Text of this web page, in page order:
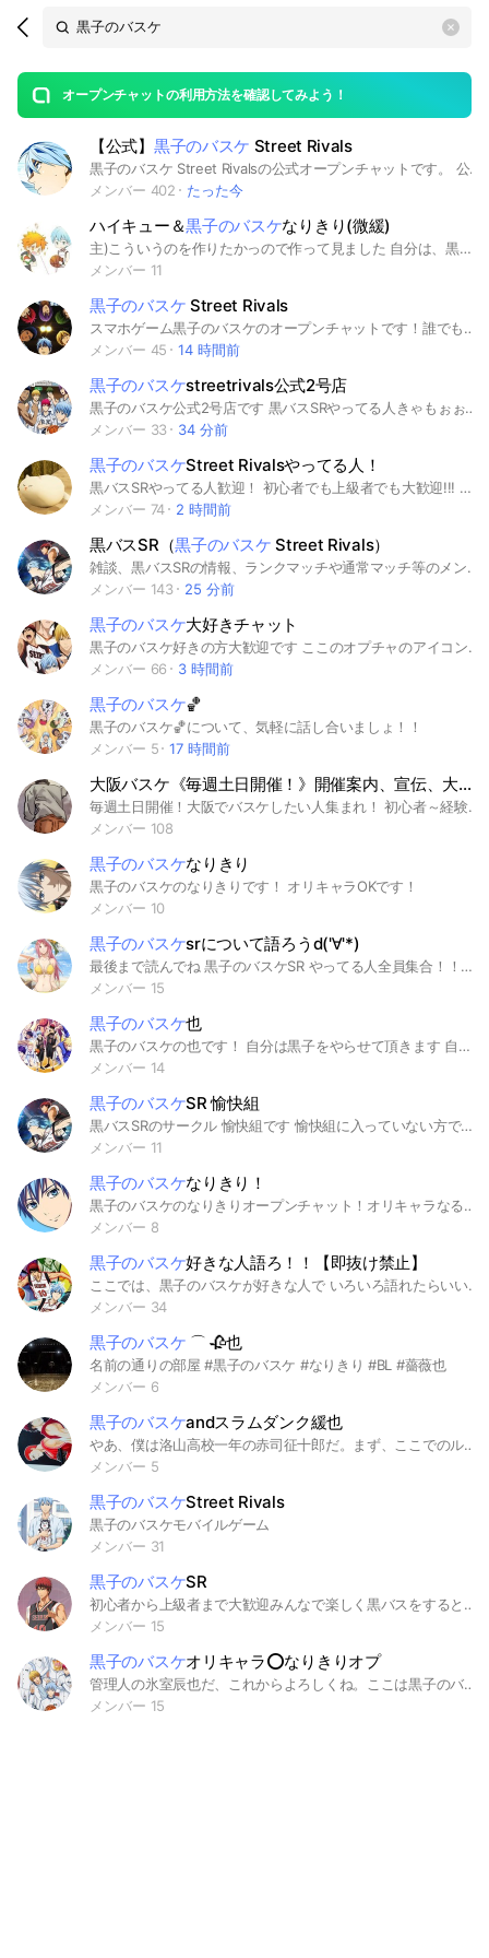
Search
OpenChats
messages
search
area
オープンチャットの利用方法を確認してみよう！
open
【公式】 黒子のバスケ Street Rivals
黒子のバスケ Street Rivalsの公式オープンチャットです。 公式サイト：https://www.kurobas-sr.com/ 公式X：https://twitter.com/KRBS_SR
メンバー 402
たった今
ハイキュー＆黒子のバスケなりきり(微緩)
主)こういうのを作りたかっので作って見ました 自分は、黒バスから今吉をやらせていただきます。荒らし即抜けはなしで細かいルールは入ってからお願いします。 折伽羅は、黒バス2人ずつ ハイキュー2人ずつ あ、キャラ表は宛にしないで下さい #黒子のバスケ #ハイキュー
メンバー 11
黒子のバスケ Street Rivals
スマホゲーム黒子のバスケのオープンチャットです！誰でも大歓迎です🔥 #黒の子バスケ# Street Rivals #黒バスsr #黒バスSR
メンバー 45
14 時間前
黒子のバスケstreetrivals公式2号店
黒子のバスケ公式2号店です 黒バスSRやってる人きゃもぉぉぉん 即抜けだけはホンマにしないでください #黒子のバスケ#黒バスSR#ゲーム
メンバー 33
34 分前
黒子のバスケStreet Rivalsやってる人！
黒バスSRやってる人歓迎！ 初心者でも上級者でも大歓迎!!! 普通にゲームに関係ないことや、別ゲーの話しをしたりすることもありますww、なので気軽に来てくださいw 別のオプを宣伝したりするのは辞めてください #黒子のバスケ #黒バス #黒子のバスケSR #黒バスSR
メンバー 74
2 時間前
黒バスSR（黒子のバスケ Street Rivals）
雑談、黒バスSRの情報、ランクマッチや通常マッチ等のメンバー募集が出来るグループです！ 敬語使えない人お断り。少しでもトラブルを避けるため、相手を不快にさせるようなタメ口、悪口は禁止です #黒子のバスケ #バスケットボール #黒バスSR #黒子のバスケ好きと繋がりたい #雑談 #敬語
メンバー 143
25 分前
黒子のバスケ大好きチャット
黒子のバスケ好きの方大歓迎です ここのオプチャのアイコン変えるのは禁止❌ 入室可能条件 黒バスをバカにせず黒バスを一生懸命見てる方や読んでる方 コミュニケーションきちんと取れる方 入室不可 黒バスをバカにする方 コミュニケーションが取れない方
メンバー 66
3 時間前
黒子のバスケ🏀
黒子のバスケ🏀について、気軽に話し合いましょ！！
メンバー 5
17 時間前
大阪バスケ《毎週土日開催！》開催案内、宣伝、大会案内用
毎週土日開催！大阪でバスケしたい人集まれ！ 初心者～経験者まで興味ある方集まれ！ ⚠️しっかり読まない方は入れないですよ！ 大阪市内バスケサークル 大阪市内のスポーツセンターで開催してます。 🏀下記の方歓迎🏀 ★個人参加のバスケサークルを探してる方。 ★チームを探してる方 ★チームで大会出場したい方 気軽に入って下さい！ 【参加連絡方法】 https://lin.ee/WTIdUv7 ↑ 担当者のLINEに直接繋がります 参加しませんか？ #バスケ#ライト#大阪バスケ#関西バスケ#バスケサークル#バスケしたい#バスケチーム#バスケ初心者#女バス#SLAM DUNK#スラムダンク#黒子のバスケ
メンバー 108
黒子のバスケなりきり
黒子のバスケのなりきりです！ オリキャラOKです！
メンバー 10
黒子のバスケsrについて語ろうd('∀'*)
最後まで読んでね 黒子のバスケSR やってる人全員集合！！初心者歓迎！仲良くしよう！ みんな仲良く賑やかなオプです！ みなさん優しいので、何でも質問してOK 各ポジション専門の人もいるので、アドバイスも出来ます！ カスタム試合もしてます！ ランクを一緒に回ったりもします！ フレンドOK！気軽にどうぞ！ サブオプで雑談も作りました！ 黒子のバスケSR以外の会話もガンガン出来ます！ 仲良くワイワイしてます！ 新しく管理人になりましたわぱ男(俺は光だ)です！ オプの雰囲気をガラッと変えて色んなゲームの話ができるオプにしました！ ファンパレ、黒バス、その他諸々やっているゲームがあれば教えてくれると助かります！
メンバー 15
黒子のバスケ也
黒子のバスケの也です！ 自分は黒子をやらせて頂きます 自分はまだ黒子のバスケを勉強中ですが、興味の持った方は是非どうぞ！ 必ず未定で入ってきてください。 そうじゃないと、承認しません 何度も言いますが、未定で入ってきて下さい。 後折伽羅は無しです botは気にしないで下さい 在籍伽羅表 : 更新 ◇海常 ・笠松幸男 (青冠) ・黄瀬涼太 (白冠) ◇桐皇 ・桃井さつき (白冠) ・今吉翔一 ◇誠凛 ・火神大我 ・黒子テツヤ ・土田聡史 ・日向順平 ・相田リコ ◇秀徳 ・緑間真太郎 ◇洛山 ・赤司征十郎 (白冠) ◇霧崎第一 ・花宮真 #黒子 #黒子のバスケ #黒バス #黒子のバスケなりきり
メンバー 14
黒子のバスケSR 愉快組
黒バスSRのサークル 愉快組です 愉快組に入っていない方でも一緒にプレイや相談などをしましょう！ #黒バス #黒子のバスケ #黒バスSR #黒子のバスケSR #雑談
メンバー 11
黒子のバスケなりきり！
黒子のバスケのなりきりオープンチャット！オリキャラなるべくなしで！
メンバー 8
黒子のバスケ好きな人語ろ！！【即抜け禁止】
ここでは、黒子のバスケが好きな人で いろいろ語れたらいいなと思ってます！ 私の周りには黒バスを好きな人がいないので、 ここで好きな人同士 熱く語りたいなと思って作りました！笑 色んな人と沢山お話したいので 気軽に入って来てください(*´︶`) ！！也きりではありません！！ 【 検索用 】 #黒子のバスケ #黒バス #キセキの世代 #帝光 #誠凛 #海常 #秀徳 #桐皇 #陽泉 #洛山 #アニメ #漫画 #KRBS_SR #Street Rivails #黒子のバスケ #黒子テツヤ #火神大我 #黄瀬涼太 #笠松幸男 #緑間真太郎 #高尾和成 #青峰大輝 #桃井さつき #紫原敦 #氷室辰也 #赤司征十郎 #黛千尋 #虹村修造 #灰崎祥吾 #LAST GAME #EXTRA GAME #Strky #VORPALSWORDS #Jabberwock #ナッシュ・ゴールド・Jr #ジェイソン・シルバー
メンバー 34
黒子のバスケ ⌒ 🥀也
名前の通りの部屋 #黒子のバスケ #なりきり #BL #薔薇也
メンバー 6
黒子のバスケandスラムダンク緩也
やあ、僕は洛山高校一年の赤司征十郎だ。まず、ここでのルールをここに記していこうと思う。 まず、キャラ崩壊等はひどすぎない限りいいだろう。オプ初心者も歓迎しよう。荒らしは来てほしくないが、来た場合通報するのでよろしく頼むね。あと、主喧嘩はダメだからね。オリキャラを作る場合はノートに提案文を書いてほしい。主会話は主マをつけるとといいよ。ルールが守れるのなら歓迎しよう。まずは未定で入ってくれ。 黒子のバスケ#黒子のバスケなりきり#スラムダンクなりきり#スラムダンク#なりきり初心者#黒子のバスケ#緩也#なりきり
メンバー 5
黒子のバスケStreet Rivals
黒子のバスケモバイルゲーム
メンバー 31
黒子のバスケSR
初心者から上級者まで大歓迎みんなで楽しく黒バスをするとこです！別ゲーでも大歓迎 みんなで楽しくゲームしよー #黒子のバスケ#黒バス#黒子のバスケSR#別ゲー
メンバー 15
黒子のバスケオリキャラ⭕️なりきりオプ
管理人の氷室辰也だ、これからよろしくね。ここは黒子のバスケ、オリキャラ⭕️なりきりオプだよ、どんなキャラクターでも受け入れるよ。恋愛関係を持ってもいいよ。ただし、喧嘩はしないこと、即抜け、無言退会はしないでね。強制退会の対象になるから。それでは、トークの方で楽しもうか。 (オリキャラ同士の血縁は認めますが、オリキャラ 対 本キャラはお控えください。)
メンバー 15